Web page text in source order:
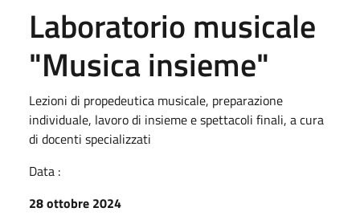
Laboratorio musicale
"Musica insieme"
Lezioni di propedeutica musicale, preparazione
individuale, lavoro di insieme e spettacoli finali, a cura
di docenti specializzati
Data :
28 ottobre 2024